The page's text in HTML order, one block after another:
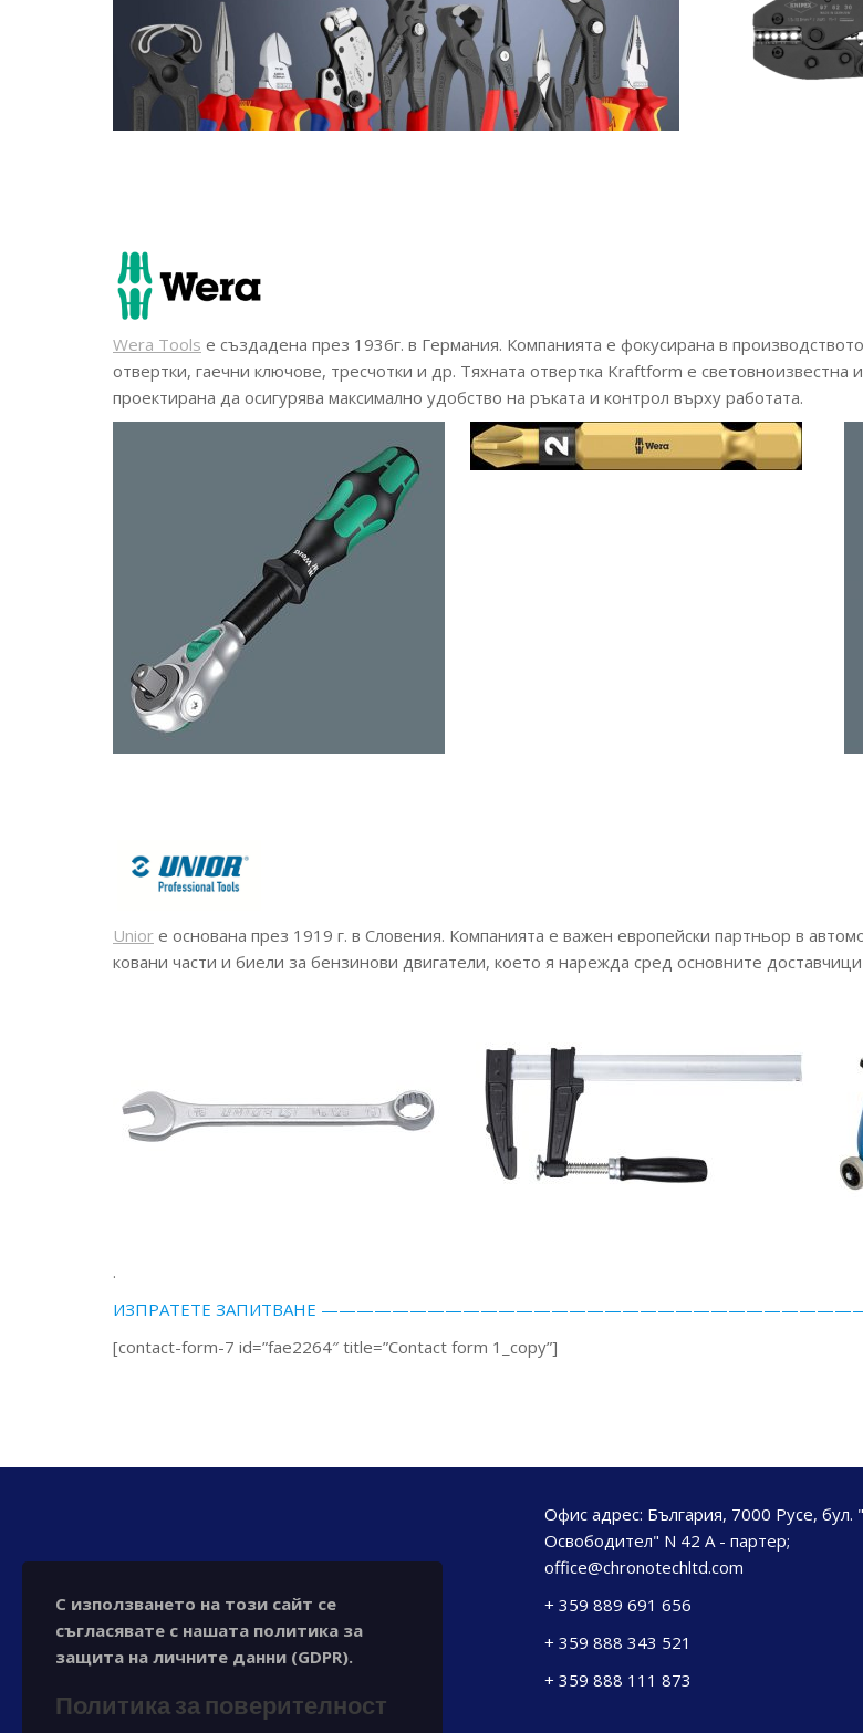
Wera Tools е създадена през 1936г. в Германия. Компанията е фокусирана в
отвертки, гаечни ключове, тресчотки и др. Тяхната отвертка Kraftform е
проектирана да осигурява максимално удобство на ръката и контрол върху работата.
Unior е основана през 1919 г. в Словения. Компанията е важен европейски партньор в
ковани части и биели за бензинови двигатели, което я нарежда сред основните
.
ИЗПРАТЕТЕ ЗАПИТВАНЕ
[contact-form-7 id=”fae2264″ title=”Contact form 1_copy”]
Офис адрес: България, 7000 Русе, бул.
Освободител" N 42 А - партер;
office@chronotechltd.com
+ 359 889 691 656
+ 359 888 343 521
+ 359 888 111 873
С използването на този сайт се
съгласявате с нашата политика за
защита на личните данни (GDPR).
Политика за поверителност